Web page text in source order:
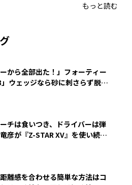
もっと読む
ーから全部出た！」フォーティー
ウェッジなら砂に刺さらず脱出
ーチは食いつき、ドライバーは弾
彦が『Z-STAR XV』を使い続け
離感を合わせる簡単な方法はコ